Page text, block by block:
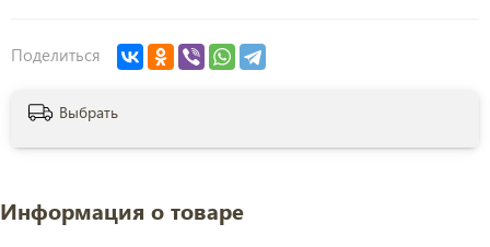
Поделиться
Выбрать
Информация о товаре